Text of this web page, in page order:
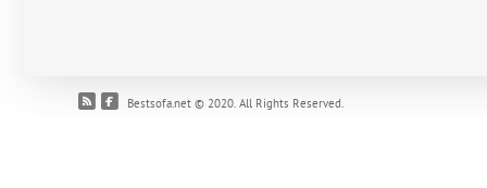
Bestsofa.net © 2020. All Rights Reserved.